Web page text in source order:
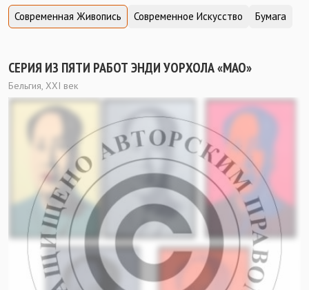
Современная Живопись Современное Искусство Бумага
СЕРИЯ ИЗ ПЯТИ РАБОТ ЭНДИ УОРХОЛА «МАО»
Бельгия, ХХI век